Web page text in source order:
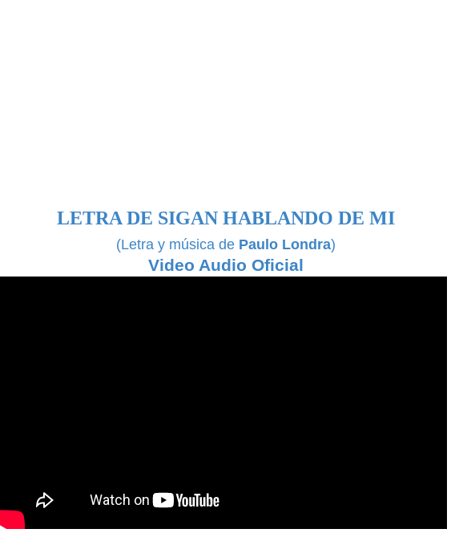
LETRA DE SIGAN HABLANDO DE MI
(Letra y música de Paulo Londra)
Video Audio Oficial